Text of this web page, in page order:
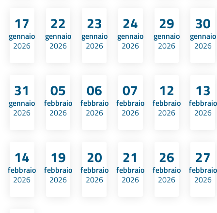
17
gennaio
2026
22
gennaio
2026
23
gennaio
2026
24
gennaio
2026
29
gennaio
2026
30
gennaio
2026
31
gennaio
2026
05
febbraio
2026
06
febbraio
2026
07
febbraio
2026
12
febbraio
2026
13
febbraio
2026
14
febbraio
2026
19
febbraio
2026
20
febbraio
2026
21
febbraio
2026
26
febbraio
2026
27
febbraio
2026